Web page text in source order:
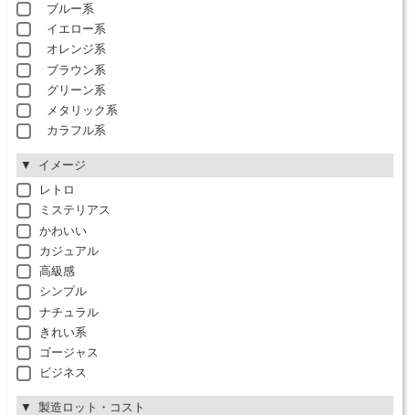
ブルー系
イエロー系
オレンジ系
ブラウン系
グリーン系
メタリック系
カラフル系
イメージ
レトロ
ミステリアス
かわいい
カジュアル
高級感
シンプル
ナチュラル
きれい系
ゴージャス
ビジネス
製造ロット・コスト